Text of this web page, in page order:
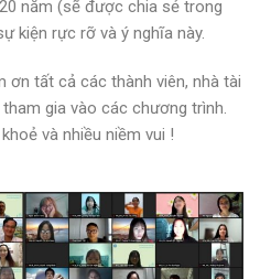
năm (sẽ được chia sẻ trong
kiện rực rỡ và ý nghĩa này.
ơn tất cả các thành viên, nhà tài
gia vào các chương trình.
và nhiều niềm vui !